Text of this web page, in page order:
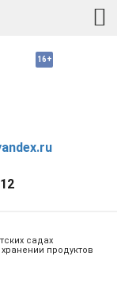
садах
продуктов